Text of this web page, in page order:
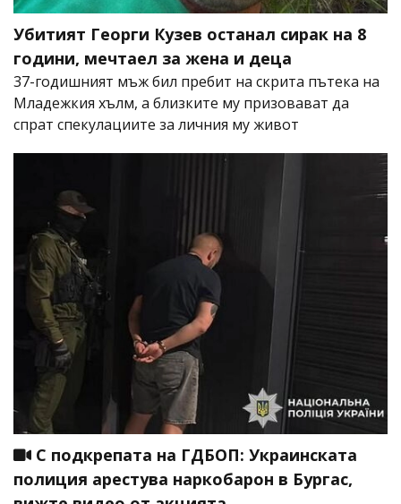
Убитият Георги Кузев останал сирак на 8
години, мечтаел за жена и деца
37-годишният мъж бил пребит на скрита пътека на
Младежкия хълм, а близките му призовават да
спрат спекулациите за личния му живот
С подкрепата на ГДБОП: Украинската
полиция арестува наркобарон в Бургас,